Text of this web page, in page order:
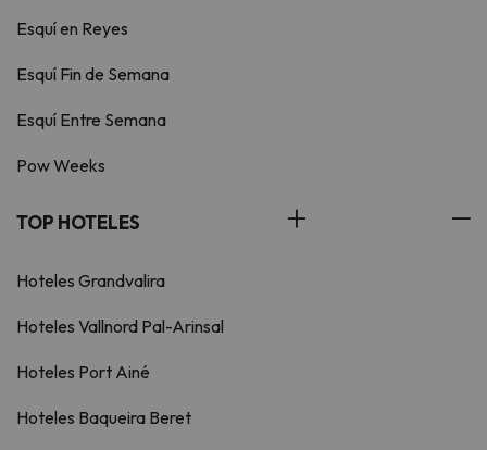
Esquí en Reyes
Esquí Fin de Semana
Esquí Entre Semana
Pow Weeks
TOP HOTELES
Hoteles Grandvalira
Hoteles Vallnord Pal-Arinsal
Hoteles Port Ainé
Hoteles Baqueira Beret